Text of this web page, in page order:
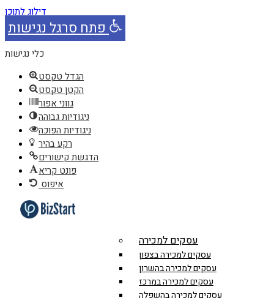
דילוג לתוכן
פתח סרגל נגישות
כלי נגישות
הגדל טקסט
הקטן טקסט
גווני אפור
ניגודיות גבוהה
ניגודיות הפוכה
רקע בהיר
הדגשת קישורים
פונט קריא
איפוס
עסקים למכירה
עסקים למכירה בצפון
עסקים למכירה בהשרון
עסקים למכירה במרכז
עסקים למכירה בהשפלה